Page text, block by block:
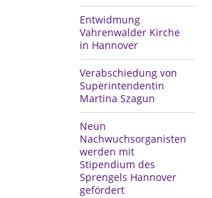
Entwidmung
Vahrenwalder Kirche
in Hannover
Verabschiedung von
Superintendentin
Martina Szagun
Neun
Nachwuchsorganisten
werden mit
Stipendium des
Sprengels Hannover
gefördert